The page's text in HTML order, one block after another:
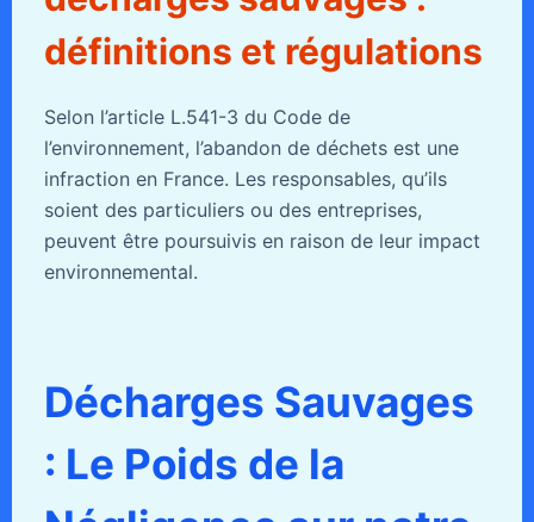
définitions et régulations
Selon l’article L.541-3 du Code de
l’environnement, l’abandon de déchets est une
infraction en France. Les responsables, qu’ils
soient des particuliers ou des entreprises,
peuvent être poursuivis en raison de leur impact
environnemental.
Décharges Sauvages
: Le Poids de la